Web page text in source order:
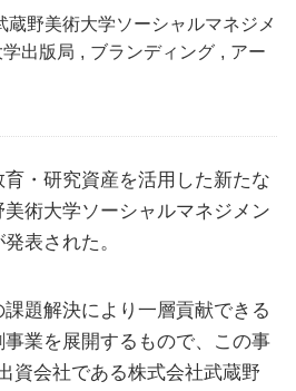
蔵野美術⼤学ソーシャルマネジメ
出版局 , ブランディング , アー
・研究資産を活用した新たな
術大学ソーシャルマネジメン
表された。
題解決により一層貢献できる
業を展開するもので、この事
資会社である株式会社武蔵野